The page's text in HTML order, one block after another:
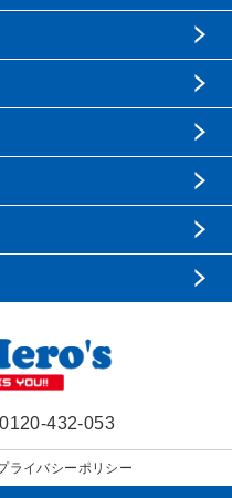
0120-432-053
ライバシーポリシー